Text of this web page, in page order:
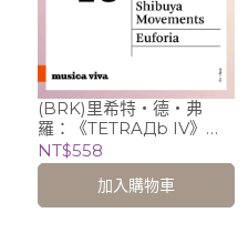
(BRK)里希特‧德‧弗
羅：《TETRAДb IV》
《澀谷樂章》等 (新音樂系
列49) / Isao Nakamura
(打擊樂)、Irvine Arditti
(小提琴)、Mike Svoboda
NT$558
加入購物車